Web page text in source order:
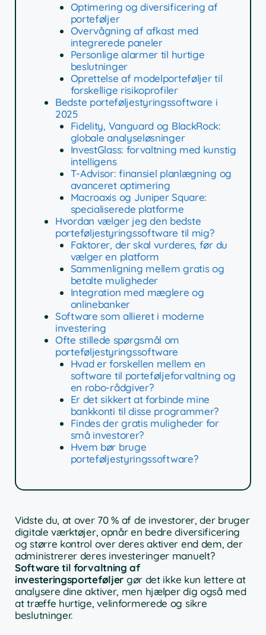
Optimering og diversificering af
porteføljer
Overvågning af afkast med
integrerede paneler
Personlige alarmer til hurtige
beslutninger
Oprettelse af modelporteføljer til
forskellige risikoprofiler
Bedste porteføljestyringssoftware i
2025
Fidelity, Vanguard og BlackRock:
globale analyseløsninger
InvestGlass: forvaltning med kunstig
intelligens
T-Advisor: finansiel planlægning og
avanceret optimering
Macroaxis og Juniper Square:
specialiserede platforme
Hvordan vælger jeg den bedste
porteføljestyringssoftware til mig?
Faktorer, der skal vurderes, før du
vælger en platform
Sammenligning mellem gratis og
betalte muligheder
Integration med mæglere og
onlinebanker
Software som allieret i moderne
investering
Ofte stillede spørgsmål om
porteføljestyringssoftware
Hvad er forskellen mellem en
software til porteføljeforvaltning og
en robo-rådgiver?
Er det sikkert at forbinde mine
bankkonti til disse programmer?
Findes der gratis muligheder for
små investorer?
Hvem bør bruge
porteføljestyringssoftware?
Vidste du, at over 70 % af de investorer, der bruger
digitale værktøjer, opnår en bedre diversificering
og større kontrol over deres aktiver end dem, der
administrerer deres investeringer manuelt?
Software til forvaltning af
investeringsporteføljer gør det ikke kun lettere at
analysere dine aktiver, men hjælper dig også med
at træffe hurtige, velinformerede og sikre
beslutninger.